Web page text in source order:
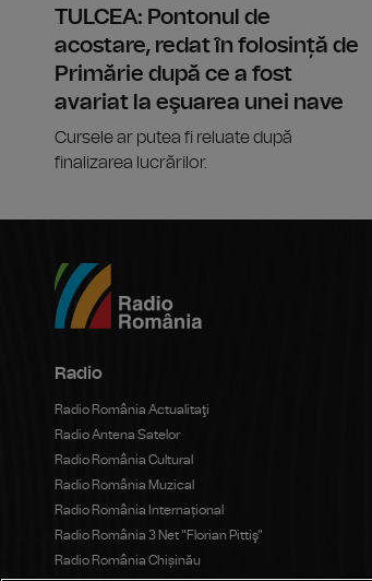
TULCEA: Pontonul de
acostare, redat în folosință de
Primărie după ce a fost
avariat la eşuarea unei nave
Cursele ar putea fi reluate după
finalizarea lucrărilor.
Radio
Radio România Actualitaţi
Radio Antena Satelor
Radio România Cultural
Radio România Muzical
Radio România Internațional
Radio România 3 Net "Florian Pittiş"
Radio România Chișinău